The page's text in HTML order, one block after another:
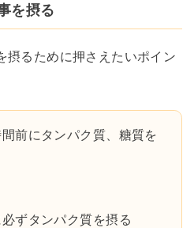
を摂る
摂るために押さえたいポイン
前にタンパク質、糖質を
ずタンパク質を摂る